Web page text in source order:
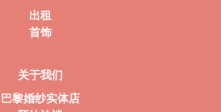
出租
首饰
关于我们
巴黎婚纱实体店